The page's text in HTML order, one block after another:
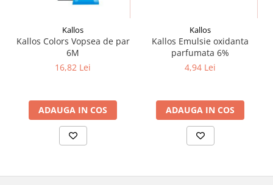
Kallos
Kallos Colors Vopsea de par
6M
16,82 Lei
ADAUGA IN COS
Kallos
Kallos Emulsie oxidanta
parfumata 6%
4,94 Lei
ADAUGA IN COS